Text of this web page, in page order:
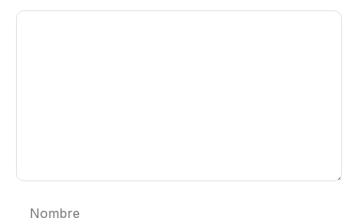
Comentario